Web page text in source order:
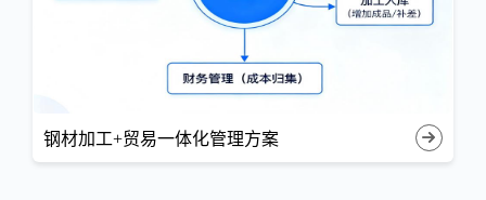
钢材加工+贸易一体化管理方案